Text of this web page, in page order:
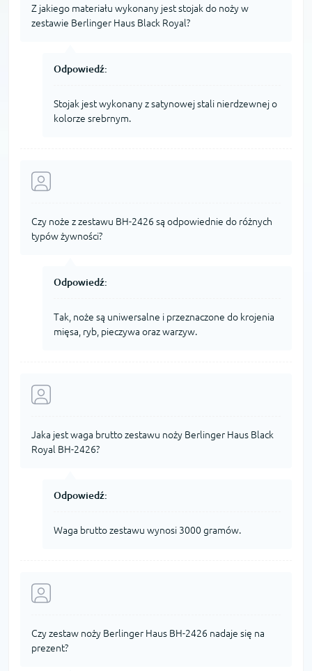
Z jakiego materiału wykonany jest stojak do noży w
zestawie Berlinger Haus Black Royal?
Odpowiedź:
Stojak jest wykonany z satynowej stali nierdzewnej o
kolorze srebrnym.
Czy noże z zestawu BH-2426 są odpowiednie do różnych
typów żywności?
Odpowiedź:
Tak, noże są uniwersalne i przeznaczone do krojenia
mięsa, ryb, pieczywa oraz warzyw.
Jaka jest waga brutto zestawu noży Berlinger Haus Black
Royal BH-2426?
Odpowiedź:
Waga brutto zestawu wynosi 3000 gramów.
Czy zestaw noży Berlinger Haus BH-2426 nadaje się na
prezent?